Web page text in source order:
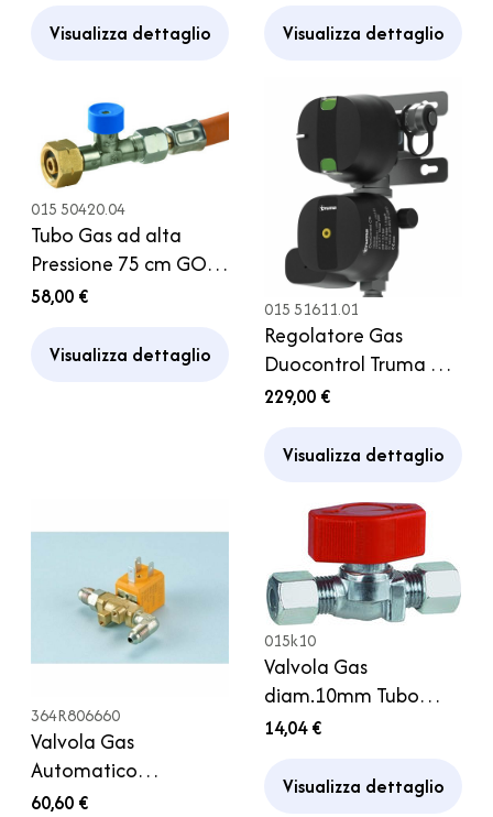
Visualizza dettaglio
Camper
Visualizza dettaglio
015 50420.04
Tubo Gas ad alta
Pressione 75 cm GOK
Attacco Italia
Caravan
58,00 €
Visualizza dettaglio
015 51611.01
Regolatore Gas
Duocontrol Truma CS
30MBar con Crash
229,00 €
Visualizza dettaglio
364R806660
Valvola Gas
Automatico
Frigorifero Thetford
60,60 €
015k10
Valvola Gas
diam.10mm Tubo
Regolatore Gas Presa
Caravan
14,04 €
Visualizza dettaglio